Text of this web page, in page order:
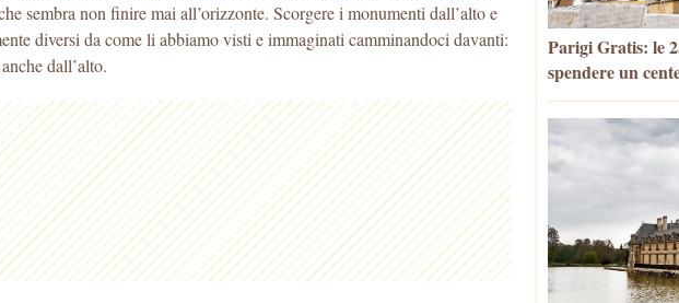
sembra non finire mai all’orizzonte. Scorgere i monumenti dall’alto e
diversi da come li abbiamo visti e immaginati camminandoci davanti:
dall’alto.
Parigi Gratis: le
spendere un